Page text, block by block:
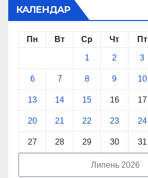
КАЛЕНДАР
Липень 2026
Пн Вт Ср Чт Пт
1 2 3
6 7 8 9 10
13 14 15 16 17
20 21 22 23 24
27 28 29 30 31